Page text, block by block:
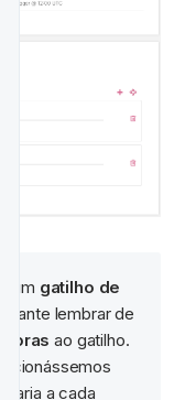
um gatilho de
lembrar de
Horas ao gatilho.
a cada